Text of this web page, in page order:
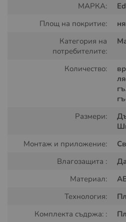
защита на различни места
кораби и селскостопански
покриви на сгради, балкони,
среди. Птицегона плашило се
вятъра и създава силни
свтлина, които плашат и
Начин на употреба:
За да се постигнат най-добри
МАРКА:
Площ на покритие:
Категория на
потребителите:
Количество:
Размери:
Монтаж и приложение:
Влагозащита :
Материал:
Технология:
Комплекта съдржа: :